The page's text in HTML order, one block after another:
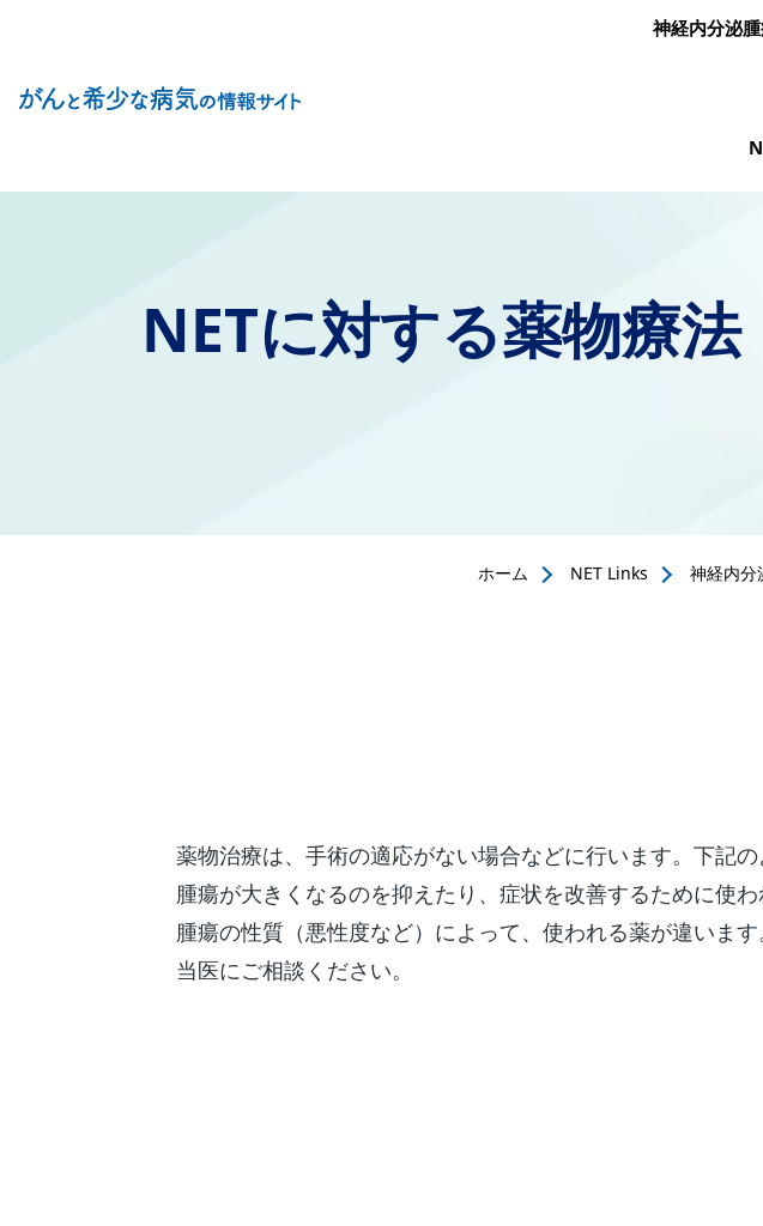
神経内分泌
Site Logo
NETに対する薬物療法
ホーム NET Links 神経内分
薬物治療は、手術の適応がない場合などに行います。下記の
腫瘍が大きくなるのを抑えたり、症状を改善するために使わ
腫瘍の性質（悪性度など）によって、使われる薬が違いま
当医にご相談ください。